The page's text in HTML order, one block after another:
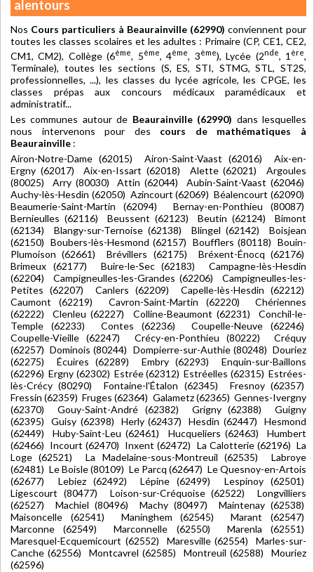
alentours
Nos Cours particuliers à Beaurainville (62990) conviennent pour
toutes les classes scolaires et les adultes : Primaire (CP, CE1, CE2,
CM1, CM2), Collège (6ème, 5ème, 4ème, 3ème), Lycée (2nde, 1 ère,
Terminale), toutes les sections (S, ES, STI, STMG, STL, ST2S,
professionnelles, ...), les classes du lycée agricole, les CPGE, les
classes prépas aux concours médicaux paramédicaux et
administratif...
Les communes autour de Beaurainville (62990) dans lesquelles
nous intervenons pour des cours de mathématiques à
Beaurainville :
Airon-Notre-Dame (62015) Airon-Saint-Vaast (62016) Aix-en-
Ergny (62017) Aix-en-Issart (62018) Alette (62021) Argoules
(80025) Arry (80030) Attin (62044) Aubin-Saint-Vaast (62046)
Auchy-lès-Hesdin (62050) Azincourt (62069) Béalencourt (62090)
Beaumerie-Saint-Martin (62094) Bernay-en-Ponthieu (80087)
Bernieulles (62116) Beussent (62123) Beutin (62124) Bimont
(62134) Blangy-sur-Ternoise (62138) Blingel (62142) Boisjean
(62150) Boubers-lès-Hesmond (62157) Boufflers (80118) Bouin-
Plumoison (62661) Brévillers (62175) Bréxent-Énocq (62176)
Brimeux (62177) Buire-le-Sec (62183) Campagne-lès-Hesdin
(62204) Campigneulles-les-Grandes (62206) Campigneulles-les-
Petites (62207) Canlers (62209) Capelle-lès-Hesdin (62212)
Caumont (62219) Cavron-Saint-Martin (62220) Chériennes
(62222) Clenleu (62227) Colline-Beaumont (62231) Conchil-le-
Temple (62233) Contes (62236) Coupelle-Neuve (62246)
Coupelle-Vieille (62247) Crécy-en-Ponthieu (80222) Créquy
(62257) Dominois (80244) Dompierre-sur-Authie (80248) Douriez
(62275) Écuires (62289) Embry (62293) Enquin-sur-Baillons
(62296) Ergny (62302) Estrée (62312) Estréelles (62315) Estrées-
lès-Crécy (80290) Fontaine-l'Étalon (62345) Fresnoy (62357)
Fressin (62359) Fruges (62364) Galametz (62365) Gennes-Ivergny
(62370) Gouy-Saint-André (62382) Grigny (62388) Guigny
(62395) Guisy (62398) Herly (62437) Hesdin (62447) Hesmond
(62449) Huby-Saint-Leu (62461) Hucqueliers (62463) Humbert
(62466) Incourt (62470) Inxent (62472) La Calotterie (62196) La
Loge (62521) La Madelaine-sous-Montreuil (62535) Labroye
(62481) Le Boisle (80109) Le Parcq (62647) Le Quesnoy-en-Artois
(62677) Lebiez (62492) Lépine (62499) Lespinoy (62501)
Ligescourt (80477) Loison-sur-Créquoise (62522) Longvilliers
(62527) Machiel (80496) Machy (80497) Maintenay (62538)
Maisoncelle (62541) Maninghem (62545) Marant (62547)
Marconne (62549) Marconnelle (62550) Marenla (62551)
Maresquel-Ecquemicourt (62552) Maresville (62554) Marles-sur-
Canche (62556) Montcavrel (62585) Montreuil (62588) Mouriez
(62596)